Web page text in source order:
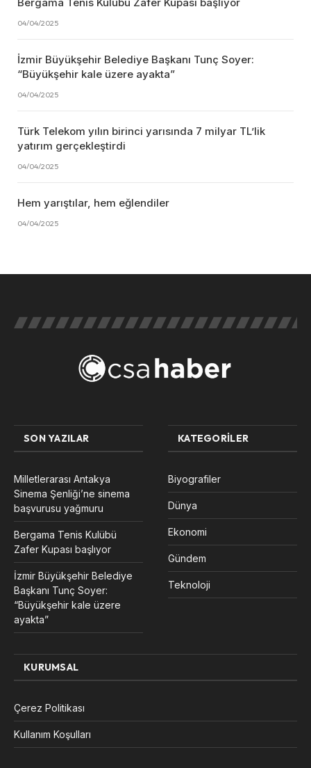
Bergama Tenis Kulübü Zafer Kupası başlıyor
04/04/2025
İzmir Büyükşehir Belediye Başkanı Tunç Soyer:
“Büyükşehir kale üzere ayakta”
04/04/2025
Türk Telekom yılın birinci yarısında 7 milyar TL’lik
yatırım gerçekleştirdi
04/04/2025
Hem yarıştılar, hem eğlendiler
04/04/2025
SON YAZILAR
Milletlerarası Antakya
Sinema Şenliği’ne sinema
başvurusu yağmuru
Bergama Tenis Kulübü
Zafer Kupası başlıyor
İzmir Büyükşehir Belediye
Başkanı Tunç Soyer:
“Büyükşehir kale üzere
ayakta”
KATEGORILER
Biyografiler
Dünya
Ekonomi
Gündem
Teknoloji
KURUMSAL
Çerez Politikası
Kullanım Koşulları